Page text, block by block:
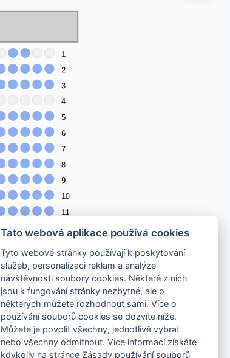
Tato webová aplikace používá cookies
Tyto webové stránky používají k poskytování
služeb, personalizaci reklam a analýze
návštěvnosti soubory cookies. Některé z nich
jsou k fungování stránky nezbytné, ale o
některých můžete rozhodnout sami. Více o
používání souborů cookies se dozvíte níže.
Můžete je povolit všechny, jednotlivě vybrat
nebo všechny odmítnout. Více informací získáte
kdykoliv na stránce Zásady používání souborů